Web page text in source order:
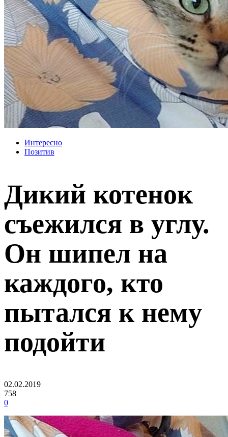
Интересно
Позитив
Дикий котенок
съежился в углу.
Он шипел на
каждого, кто
пытался к нему
подойти
02.02.2019
758
0